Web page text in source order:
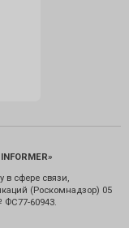
в сфере связи,
(Роскомнадзор) 05
ФС77-60943.